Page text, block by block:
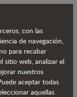
con su
Makine
con las
de navegación,
para recabar
sitio web, analizar el
nuestros
aceptar todas
aquellas